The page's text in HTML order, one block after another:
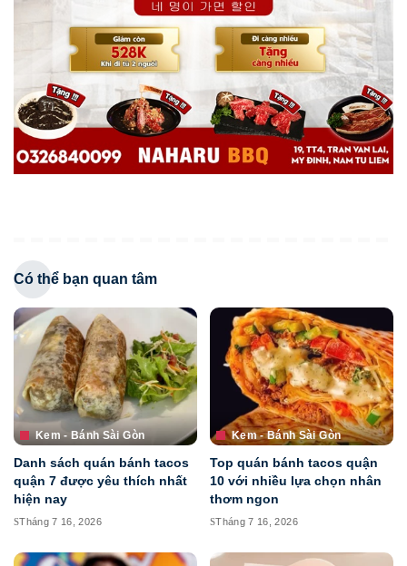
Có thể bạn quan tâm
Kem - Bánh Sài Gòn
Danh sách quán bánh tacos
quận 7 được yêu thích nhất
hiện nay
Tháng 7 16, 2026
Kem - Bánh Sài Gòn
Top quán bánh tacos quận
10 với nhiều lựa chọn nhân
thơm ngon
Tháng 7 16, 2026